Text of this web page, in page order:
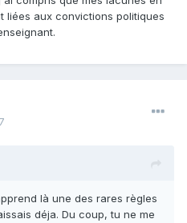
liées aux convictions politiques
là une des rares règles
déja. Du coup, tu ne me